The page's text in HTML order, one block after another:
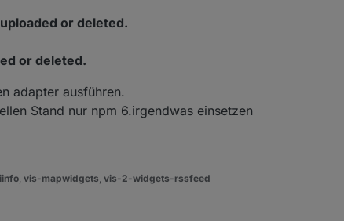
or deleted.
or deleted.
adapter ausführen.
Stand nur npm 6.irgendwas einsetzen
, vis-mapwidgets, vis-2-widgets-rssfeed